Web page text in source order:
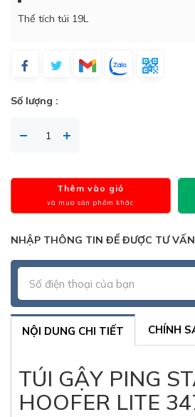
Thể tích túi 19L
Số lượng :
Thêm vào giỏ
và mua sản phẩm khác
NHẬP THÔNG TIN ĐỂ ĐƯỢC TƯ VẤN
NỘI DUNG CHI TIẾT CHÍNH
TÚI GẬY PING
HOOFER LITE